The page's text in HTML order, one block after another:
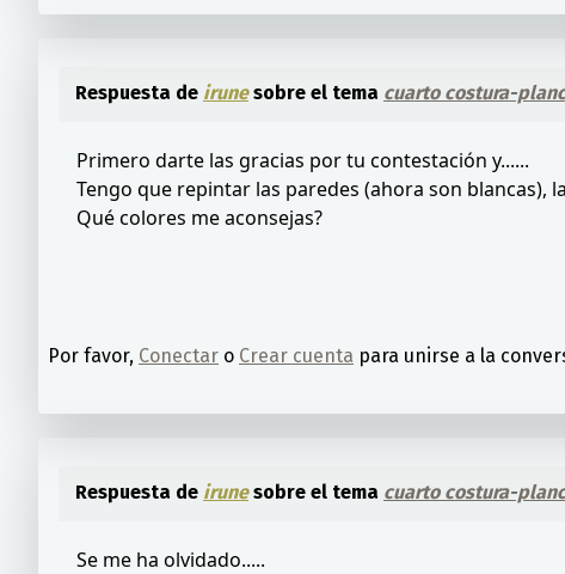
Respuesta de irunesobre el tema cuarto costura-
Primero darte las gracias por tu contestación y......
Tengo que repintar las paredes (ahora son blancas),
Qué colores me aconsejas?
Por favor, Conectar o Crear cuenta para unirse a la
Respuesta de irunesobre el tema cuarto costura-
Se me ha olvidado.....